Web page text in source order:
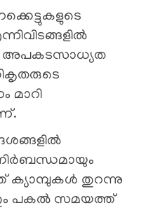
അപകടസാധ്യത
മാറി
ക്യാമ്പുകൾ തുറന്നു
പകൽ സമയത്ത്